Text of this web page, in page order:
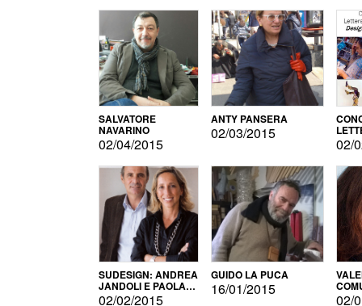
SALVATORE
NAVARINO
02/04/2015
ANTY PANSERA
02/03/2015
02/
SUDESIGN: ANDREA
JANDOLI E PAOLA
PISAPIA
02/02/2015
GUIDO LA PUCA
16/01/2015
02/